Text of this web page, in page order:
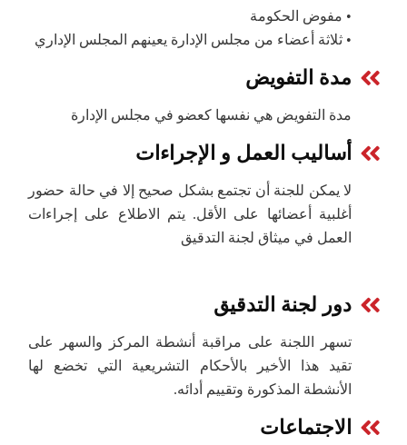
• مفوض الحكومة
• ثلاثة أعضاء من مجلس الإدارة يعينهم المجلس الإداري
مدة التفويض
مدة التفويض هي نفسها كعضو في مجلس الإدارة
أساليب العمل و الإجراءات
لا يمكن للجنة أن تجتمع بشكل صحيح إلا في حالة حضور
أغلبية أعضائها على الأقل. يتم الاطلاع على إجراءات
العمل في ميثاق لجنة التدقيق
دور لجنة التدقيق
تسهر اللجنة على مراقبة أنشطة المركز والسهر على
تقيد هذا الأخير بالأحكام التشريعية التي تخضع لها
الأنشطة المذكورة وتقييم أدائه.
الاجتماعات